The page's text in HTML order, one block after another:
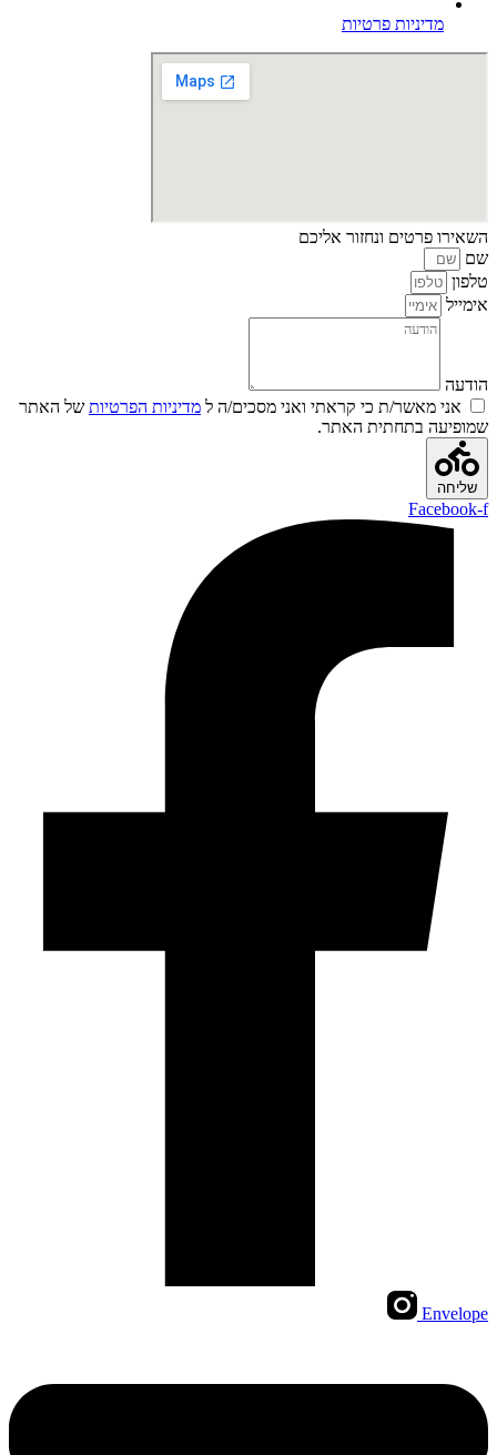
מדיניות פרטיות
השאירו פרטים ונחזור אליכם
שם
טלפון
אימייל
הודעה
אני מאשר/ת כי קראתי ואני מסכים/ה ל מדיניות הפרטיות של האתר
שמופיעה בתחתית האתר.
שליחה
Facebook-f
Envelope